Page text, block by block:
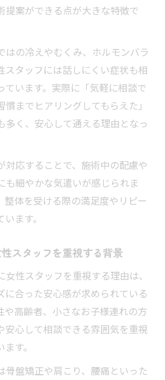
提案ができる点が大きな特徴で
はの冷えやむくみ、ホルモンバラ
スタッフには話しにくい症状も相
ています。実際に「気軽に相談で
までヒアリングしてもらえた」
多く、安心して通える理由となっ
対応することで、施術中の配慮や
も細やかな気遣いが感じられま
整体を受ける際の満足度やリピー
ます。
スタッフを重視する背景
性スタッフを重視する理由は、
に合った安心感が求められている
や高齢者、小さなお子様連れの方
安心して相談できる雰囲気を重視
す。
骨盤矯正や肩こり、腰痛といった